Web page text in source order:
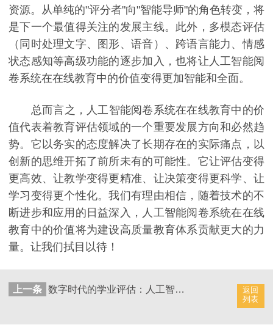
资源。从单纯的"评分者"向"智能导师"的角色转变，将
是下一个最值得关注的发展主线。此外，多模态评估
（同时处理文字、图形、语音）、跨语言能力、情感
状态感知等高级功能的逐步加入，也将让人工智能阅
卷系统在在线教育中的价值变得更加智能和全面。
总而言之，人工智能阅卷系统在在线教育中的价
值代表着教育评估领域的一个重要发展方向和必然趋
势。它以务实的态度解决了长期存在的实际痛点，以
创新的思维开拓了前所未有的可能性。它让评估变得
更高效、让教学变得更精准、让决策变得更科学、让
学习变得更个性化。我们有理由相信，随着技术的不
断进步和应用的日益深入，人工智能阅卷系统在在线
教育中的价值将为建设高质量教育体系贡献更大的力
量。让我们拭目以待！
返回
列表
上一条 数字时代的学业评估：人工智能阅卷系统的崭新模式